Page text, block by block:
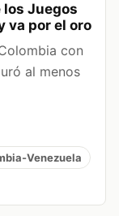
Juegos
va por el oro
con
al menos
Venezuela